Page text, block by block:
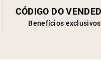
CÓDIGO DO
Benefícios exclusivos